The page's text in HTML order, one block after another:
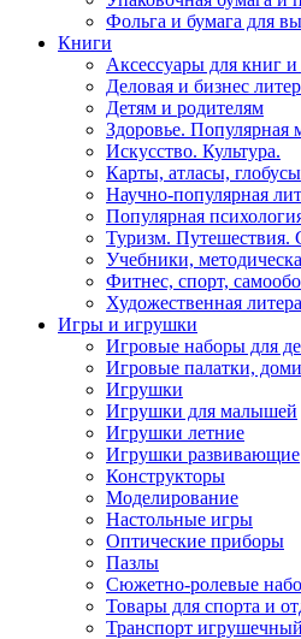
Фольга и бумага для
Книги
Аксессуары для книг и
Деловая и бизнес
Детям и родителям
Здоровье. Популярная
Искусство. Культура.
Карты, атласы, глобусы
Научно-популярная
Популярная
Туризм. Путешествия.
Учебники,
Фитнес, спорт,
Художественная
Игры и игрушки
Игровые наборы для
Игровые палатки,
Игрушки
Игрушки для малышей
Игрушки летние
Игрушки развивающие
Конструкторы
Моделирование
Настольные игры
Оптические приборы
Пазлы
Сюжетно-ролевые
Товары для спорта и
Транспорт игрушечный